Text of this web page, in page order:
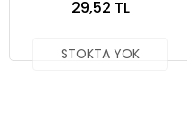
29,52 TL
STOKTA YOK